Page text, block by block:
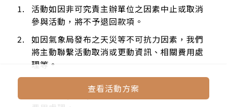
活動如因非可究責主辦單位之因素中止或取消
參與活動，將不予退回款項。
如因氣象局發布之天災等不可抗力因素，我們
將主動聯繫活動取消或更動資訊、相關費用處
理等。
未達成團人數而活動無法成立，我們將於
活動日期(不含)前 2-4 日內通知未成團
與 相關
查看活動方案